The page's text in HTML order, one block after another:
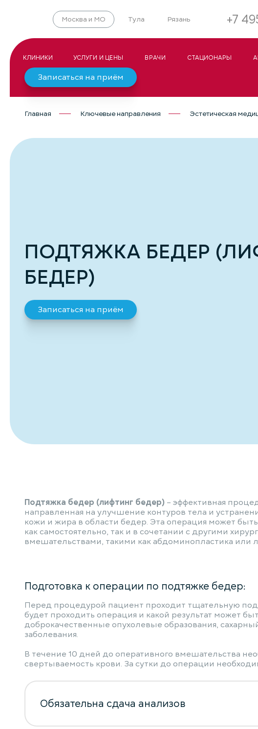
Москва и МО Тула Рязань +7
КЛИНИКИ УСЛУГИ И ЦЕНЫ ВРАЧИ СТАЦИОНАРЫ
Записаться на приём
Главная Ключевые направления Эстетическая
ПОДТЯЖКА БЕДЕР
БЕДЕР)
Записаться на приём
Подтяжка бедер (лифтинг бедер) – эффективная
направленная на улучшение контуров тела и
кожи и жира в области бедер. Эта операция может
как самостоятельно, так и в сочетании с другими
вмешательствами, такими как абдоминопластика или
Подготовка к операции по подтяжке бедер:
Перед процедурой пациент проходит тщательную
будет проходить операция и какой результат может
доброкачественные опухолевые образования,
заболевания.
В течение 10 дней до оперативного вмешательства
свертываемость крови. За сутки до операции
Обязательна сдача анализов